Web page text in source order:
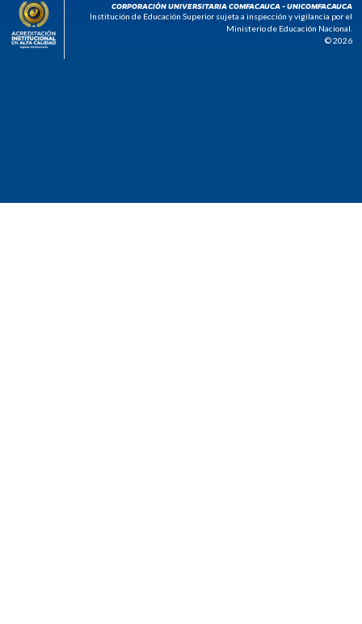
CORPORACIÓN UNIVERSITARIA COMFACAUCA - UNICOMFACAUCA
Institución de Educación Superior sujeta a inspección y vigilancia por el
Ministerio de Educación Nacional.
© 2026